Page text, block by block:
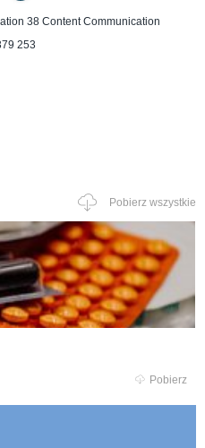
38 Content Communication
253
Pobierz wszystkie
Pobierz